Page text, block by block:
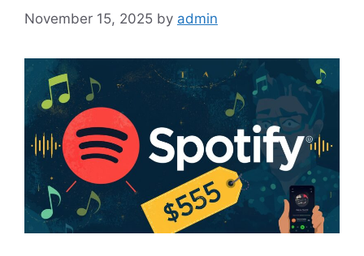
November 15, 2025 by admin